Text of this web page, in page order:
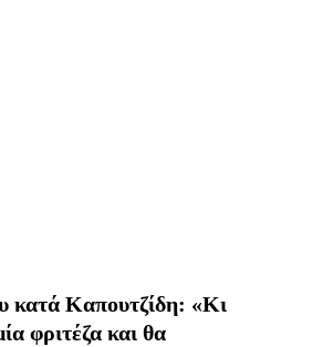
κατά Καπουτζίδη: «Κι
φριτέζα και θα